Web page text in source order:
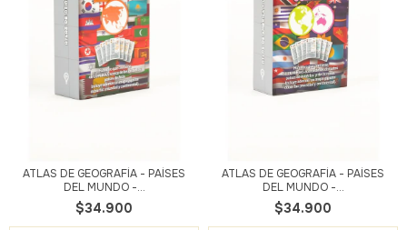
ATLAS DE GEOGRAFÍA - PAÍSES
DEL MUNDO -...
$34.900
ATLAS DE GEOGRAFÍA - PAÍSES
DEL MUNDO -...
$34.900